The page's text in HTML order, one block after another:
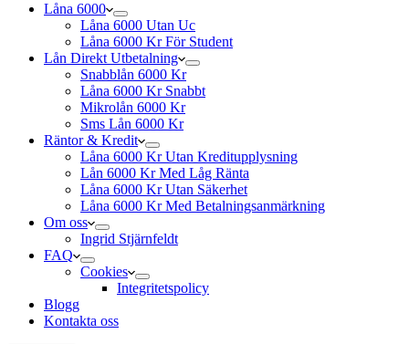
Låna 6000
Låna 6000 Utan Uc
Låna 6000 Kr För Student
Lån Direkt Utbetalning
Snabblån 6000 Kr
Låna 6000 Kr Snabbt
Mikrolån 6000 Kr
Sms Lån 6000 Kr
Räntor & Kredit
Låna 6000 Kr Utan Kreditupplysning
Lån 6000 Kr Med Låg Ränta
Låna 6000 Kr Utan Säkerhet
Låna 6000 Kr Med Betalningsanmärkning
Om oss
Ingrid Stjärnfeldt
FAQ
Cookies
Integritetspolicy
Blogg
Kontakta oss